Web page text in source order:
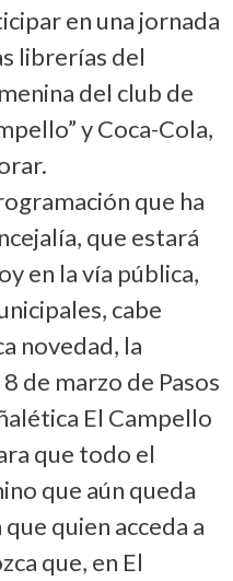
en una jornada
librerías del
del club de
y Coca-Cola,
que ha
que estará
en la vía pública,
cabe
novedad, la
de marzo de Pasos
El Campello
que todo el
que aún queda
quien acceda a
que, en El